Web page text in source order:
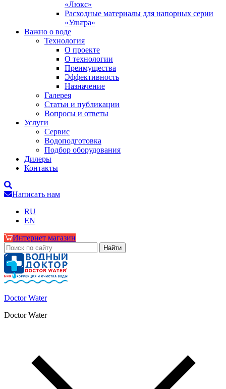
«Люкс»
Расходные материалы для напорных серии
«Ультра»
Важно о воде
Технология
О проекте
О технологии
Преимущества
Эффективность
Назначение
Галерея
Статьи и публикации
Вопросы и ответы
Услуги
Сервис
Водоподготовка
Подбор оборудования
Дилеры
Контакты
Написать нам
RU
EN
Интернет магазин
Doctor Water
Doctor Water